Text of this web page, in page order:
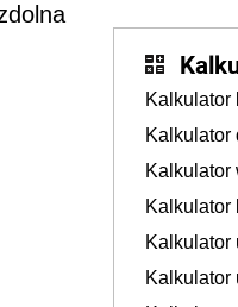
Kalkulator
Kalkulator
Kalkulator
Kalkulator
Kalkulator
Kalkulator